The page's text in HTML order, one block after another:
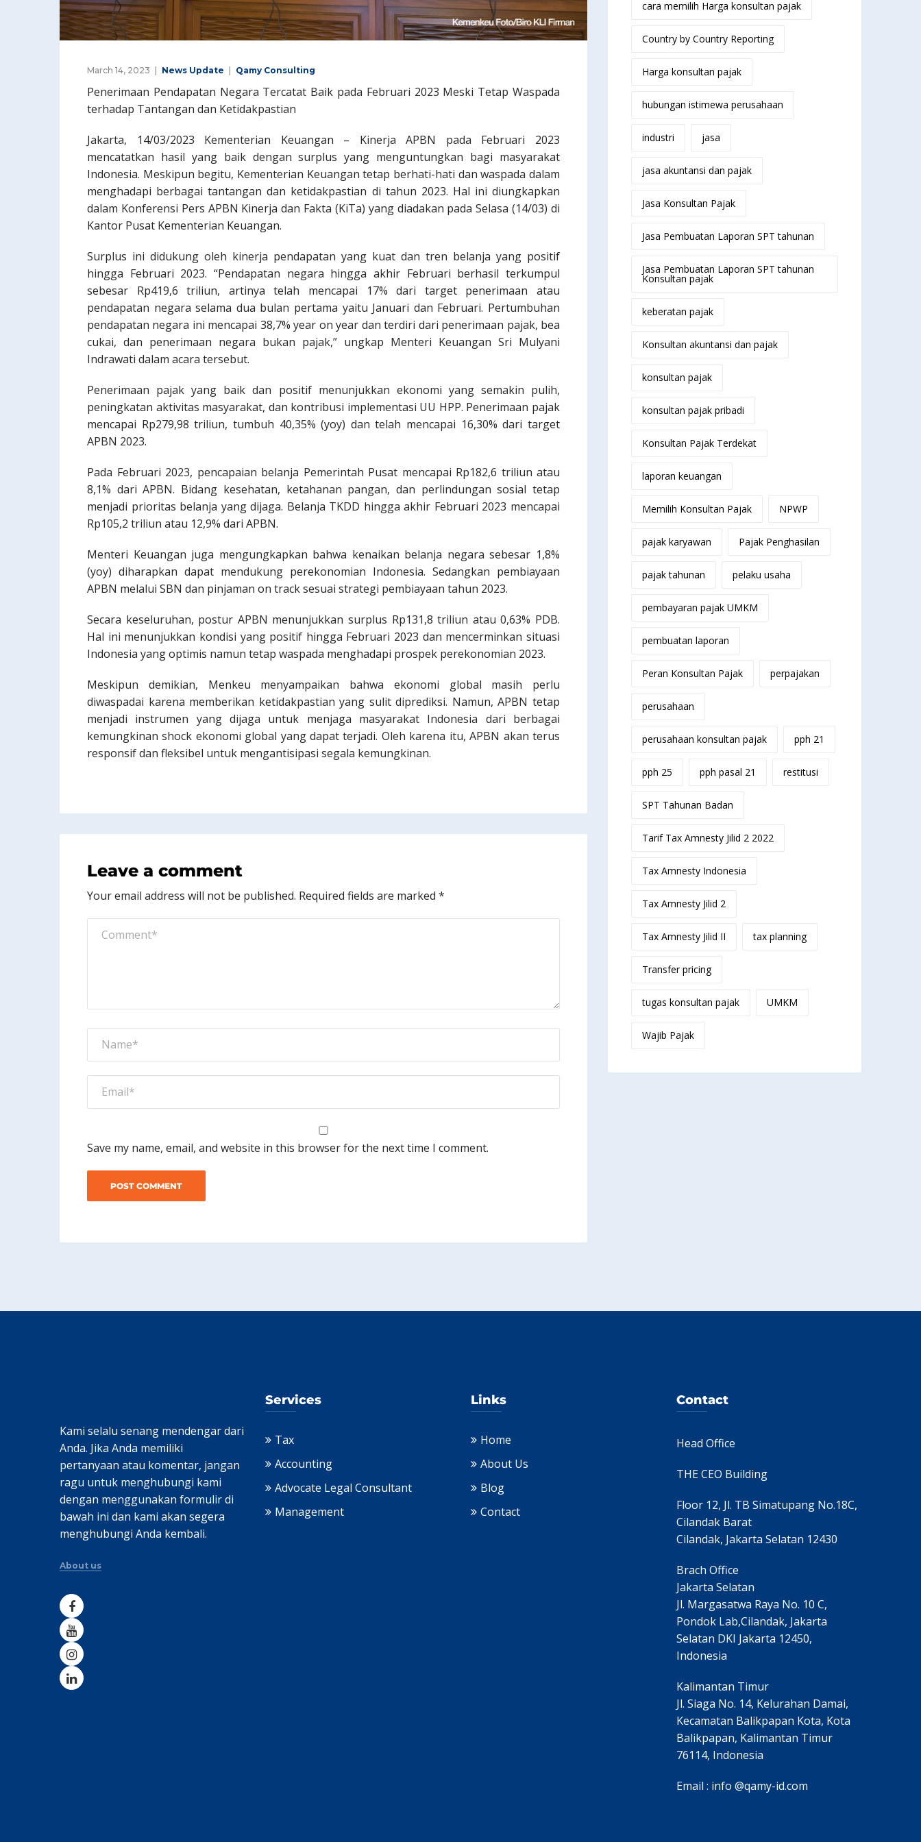
March 14, 2023 News Update Qamy Consulting
Penerimaan Pendapatan Negara Tercatat Baik pada Februari 2023 Meski Tetap Waspada
terhadap Tantangan dan Ketidakpastian
Jakarta, 14/03/2023 Kementerian Keuangan – Kinerja APBN pada Februari 2023
mencatatkan hasil yang baik dengan surplus yang menguntungkan bagi masyarakat
Indonesia. Meskipun begitu, Kementerian Keuangan tetap berhati-hati dan waspada dalam
menghadapi berbagai tantangan dan ketidakpastian di tahun 2023. Hal ini diungkapkan
dalam Konferensi Pers APBN Kinerja dan Fakta (KiTa) yang diadakan pada Selasa (14/03) di
Kantor Pusat Kementerian Keuangan.
Surplus ini didukung oleh kinerja pendapatan yang kuat dan tren belanja yang positif
hingga Februari 2023. “Pendapatan negara hingga akhir Februari berhasil terkumpul
sebesar Rp419,6 triliun, artinya telah mencapai 17% dari target penerimaan atau
pendapatan negara selama dua bulan pertama yaitu Januari dan Februari. Pertumbuhan
pendapatan negara ini mencapai 38,7% year on year dan terdiri dari penerimaan pajak, bea
cukai, dan penerimaan negara bukan pajak,” ungkap Menteri Keuangan Sri Mulyani
Indrawati dalam acara tersebut.
Penerimaan pajak yang baik dan positif menunjukkan ekonomi yang semakin pulih,
peningkatan aktivitas masyarakat, dan kontribusi implementasi UU HPP. Penerimaan pajak
mencapai Rp279,98 triliun, tumbuh 40,35% (yoy) dan telah mencapai 16,30% dari target
APBN 2023.
Pada Februari 2023, pencapaian belanja Pemerintah Pusat mencapai Rp182,6 triliun atau
8,1% dari APBN. Bidang kesehatan, ketahanan pangan, dan perlindungan sosial tetap
menjadi prioritas belanja yang dijaga. Belanja TKDD hingga akhir Februari 2023 mencapai
Rp105,2 triliun atau 12,9% dari APBN.
Menteri Keuangan juga mengungkapkan bahwa kenaikan belanja negara sebesar 1,8%
(yoy) diharapkan dapat mendukung perekonomian Indonesia. Sedangkan pembiayaan
APBN melalui SBN dan pinjaman on track sesuai strategi pembiayaan tahun 2023.
Secara keseluruhan, postur APBN menunjukkan surplus Rp131,8 triliun atau 0,63% PDB.
Hal ini menunjukkan kondisi yang positif hingga Februari 2023 dan mencerminkan situasi
Indonesia yang optimis namun tetap waspada menghadapi prospek perekonomian 2023.
Meskipun demikian, Menkeu menyampaikan bahwa ekonomi global masih perlu
diwaspadai karena memberikan ketidakpastian yang sulit diprediksi. Namun, APBN tetap
menjadi instrumen yang dijaga untuk menjaga masyarakat Indonesia dari berbagai
kemungkinan shock ekonomi global yang dapat terjadi. Oleh karena itu, APBN akan terus
responsif dan fleksibel untuk mengantisipasi segala kemungkinan.
Leave a comment
Your email address will not be published. Required fields are marked *
Save my name, email, and website in this browser for the next time I comment.
cara memilih Harga konsultan pajak
Country by Country Reporting
Harga konsultan pajak
hubungan istimewa perusahaan
industri jasa
jasa akuntansi dan pajak
Jasa Konsultan Pajak
Jasa Pembuatan Laporan SPT tahunan
Jasa Pembuatan Laporan SPT tahunan
Konsultan pajak
keberatan pajak
Konsultan akuntansi dan pajak
konsultan pajak
konsultan pajak pribadi
Konsultan Pajak Terdekat
laporan keuangan
Memilih Konsultan Pajak NPWP
pajak karyawan Pajak Penghasilan
pajak tahunan pelaku usaha
pembayaran pajak UMKM
pembuatan laporan
Peran Konsultan Pajak perpajakan
perusahaan
perusahaan konsultan pajak pph 21
pph 25 pph pasal 21 restitusi
SPT Tahunan Badan
Tarif Tax Amnesty Jilid 2 2022
Tax Amnesty Indonesia
Tax Amnesty Jilid 2
Tax Amnesty Jilid II tax planning
Transfer pricing
tugas konsultan pajak UMKM
Wajib Pajak
Kami selalu senang mendengar dari
Anda. Jika Anda memiliki
pertanyaan atau komentar, jangan
ragu untuk menghubungi kami
dengan menggunakan formulir di
bawah ini dan kami akan segera
menghubungi Anda kembali.
About us
Services
Tax
Accounting
Advocate Legal Consultant
Management
Links
Home
About Us
Blog
Contact
Contact
Head Office
THE CEO Building
Floor 12, Jl. TB Simatupang No.18C,
Cilandak Barat
Cilandak, Jakarta Selatan 12430
Brach Office
Jakarta Selatan
Jl. Margasatwa Raya No. 10 C,
Pondok Lab,Cilandak, Jakarta
Selatan DKI Jakarta 12450,
Indonesia
Kalimantan Timur
Jl. Siaga No. 14, Kelurahan Damai,
Kecamatan Balikpapan Kota, Kota
Balikpapan, Kalimantan Timur
76114, Indonesia
Email : info @qamy-id.com